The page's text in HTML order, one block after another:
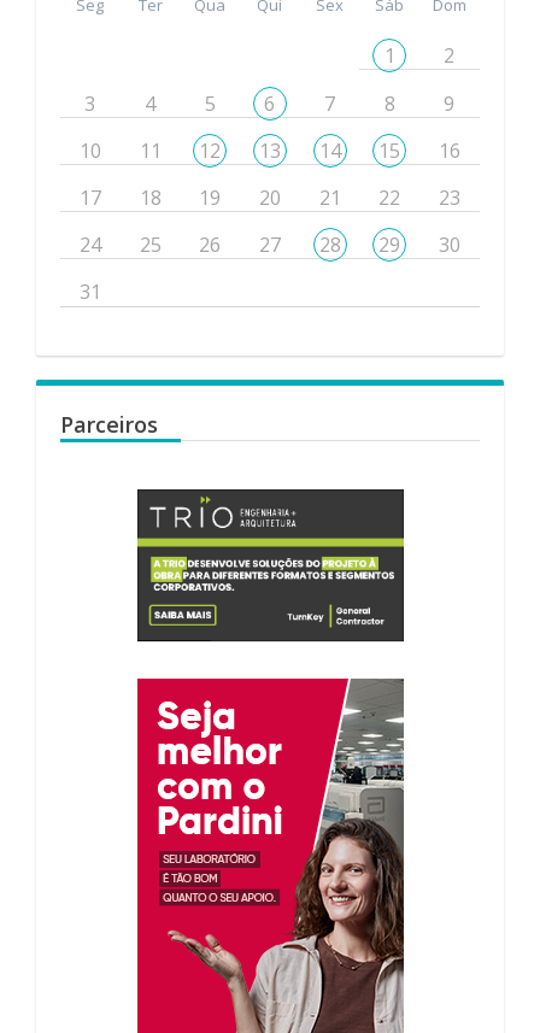
Seg Ter Qua Qui Sex Sáb Dom
1
2
3
4 5 6 7 8
9
10
11 12 13 14 15
16
17
18 19 20 21 22
23
24
25 26 27 28 29
30
31
Parceiros